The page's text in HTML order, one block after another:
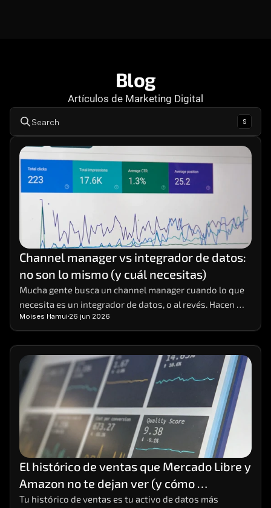
MHA Intelligence
Google Ads
Facebook Ads
Desarrollo Web
Automatización
Email marketing
COMMUNITY
Join
Events
Experts
RESOURCES
Blog
Careers
Docs
About
Blog
Artículos de Marketing Digital
Search s
Channel manager vs integrador de datos:
no son lo mismo (y cuál necesitas)
Mucha gente busca un channel manager cuando lo que
necesita es un integrador de datos, o al revés. Hacen
cosas distintas; aquí está la diferencia y cómo elegir.
Moises Hamui 26 jun 2026
El histórico de ventas que Mercado Libre y
Amazon no te dejan ver (y cómo
conservarlo)
Tu histórico de ventas es tu activo de datos más